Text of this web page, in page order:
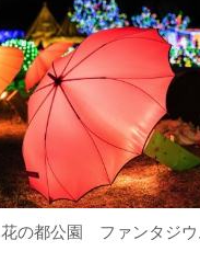
花の都公園 ファンタジウ